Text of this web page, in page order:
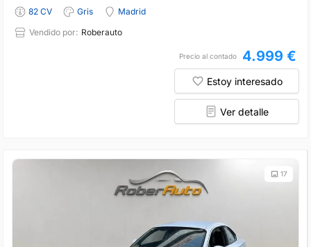
82 CV
Gris
Madrid
Vendido por: Roberauto
Precio al contado 4.999 €
Estoy interesado
Ver detalle
17